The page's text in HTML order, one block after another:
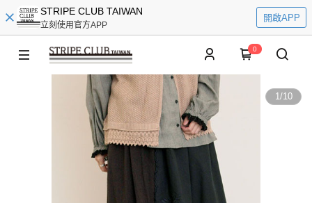
STRIPE CLUB TAIWAN
立刻使用官方APP
開啟APP
0
1/10